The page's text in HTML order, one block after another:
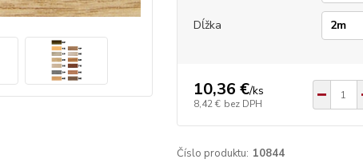
Dĺžka
10,36 €/ks
8,42 € bez DPH
Číslo produktu: 10844